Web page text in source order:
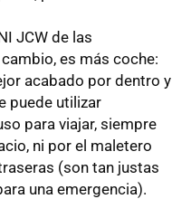
JCW de las
es más coche:
acabado por dentro y
puede utilizar
para viajar, siempre
ni por el maletero
(son tan justas
una emergencia).